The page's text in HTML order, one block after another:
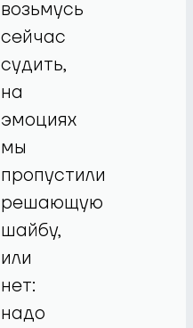
возьмусь
сейчас
судить,
на
эмоциях
мы
пропустили
решающую
шайбу,
или
нет:
надо